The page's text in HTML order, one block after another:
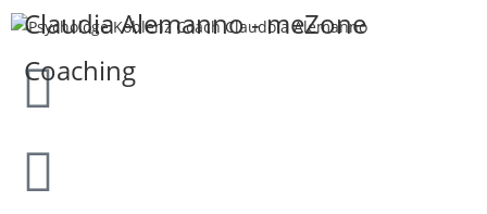
Claudia Alemanno - meZone
Coaching